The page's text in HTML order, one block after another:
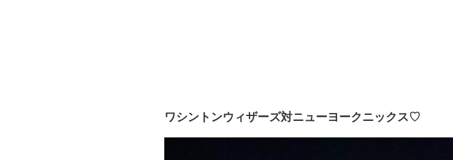
ワシントンウィザーズ対ニューヨークニックス♡